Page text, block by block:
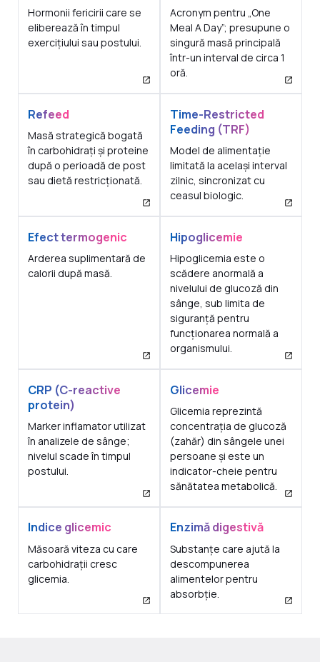
Hormonii fericirii care se
eliberează în timpul
exercițiului sau postului.
Acronym pentru „One
Meal A Day”; presupune o
singură masă principală
într-un interval de circa 1
oră.
Refeed
Masă strategică bogată
în carbohidrați și proteine
după o perioadă de post
sau dietă restricționată.
Time-Restricted
Feeding (TRF)
Model de alimentație
limitată la același interval
zilnic, sincronizat cu
ceasul biologic.
Efect termogenic
Arderea suplimentară de
calorii după masă.
Hipoglicemie
Hipoglicemia este o
scădere anormală a
nivelului de glucoză din
sânge, sub limita de
siguranță pentru
funcționarea normală a
organismului.
CRP (C-reactive
protein)
Marker inflamator utilizat
în analizele de sânge;
nivelul scade în timpul
postului.
Glicemie
Glicemia reprezintă
concentrația de glucoză
(zahăr) din sângele unei
persoane și este un
indicator-cheie pentru
sănătatea metabolică.
Indice glicemic
Măsoară viteza cu care
carbohidrații cresc
glicemia.
Enzimă digestivă
Substanțe care ajută la
descompunerea
alimentelor pentru
absorbție.